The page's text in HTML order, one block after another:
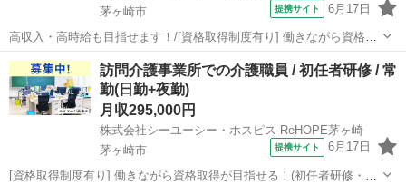
茅ヶ崎市
提携サイト 6月17日
高収入・高時給も目指せます！/[資格取得制度有り] 働きながら資格取
得が目指せる！(初任者研修・実務者研修・介護福祉士)/定年65歳以上
【施設名】 株式会社シーユーシー・ホスピス ReHOPE茅ヶ崎 【勤務
地】 神奈川...
神奈川 茅ヶ崎市 介護福祉士
訪問介護事業所での介護職員 / 初任者研修 / 常
勤(日勤+夜勤)
月収295,000円
株式会社シーユーシー・ホスピス ReHOPE茅ヶ崎
茅ヶ崎市
提携サイト 6月17日
[資格取得制度有り] 働きながら資格取得が目指せる！(初任者研修・実